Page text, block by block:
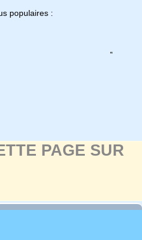
populaires :
PAGE SUR